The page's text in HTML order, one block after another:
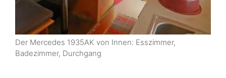
Der Mercedes 1935AK von Innen: Esszimmer,
Badezimmer, Durchgang